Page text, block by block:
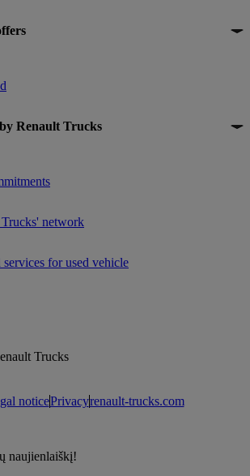
for Used trucks offers
Renault Trucks
for Used Trucks by Renault Trucks
network
services for used vehicle
Trucks
noticePrivacyrenault-trucks.com
naujienlaiškį!